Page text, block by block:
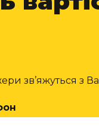
модульного
та надійності
з
зв’яжуться з